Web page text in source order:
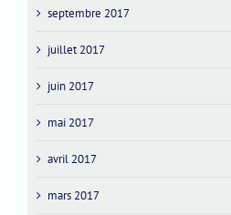
septembre 2017
juillet 2017
juin 2017
mai 2017
avril 2017
mars 2017